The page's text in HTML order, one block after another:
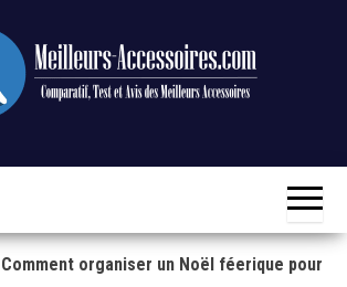
Test et Avis
Accessoires
Comment organiser un Noël féerique pour